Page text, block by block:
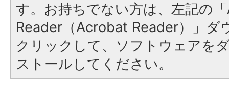
す。お持ちでない方は、左記の
Reader（Acrobat Reader）」ダ
クリックして、ソフトウェアを
ストールしてください。